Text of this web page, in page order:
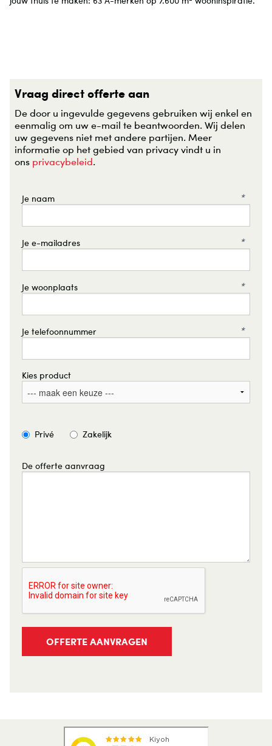
Vraag direct offerte aan
De door u ingevulde gegevens gebruiken wij enkel en
eenmalig om uw e-mail te beantwoorden. Wij delen
uw gegevens niet met andere partijen. Meer
informatie op het gebied van privacy vindt u in
ons privacybeleid.
Je naam *
Je e-mailadres *
Je woonplaats *
Je telefoonnummer *
Kies product
Privé Zakelijk
De offerte aanvraag